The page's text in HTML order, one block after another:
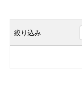
絞り込み